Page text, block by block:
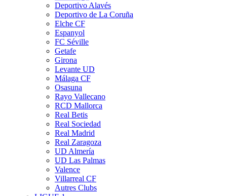
Deportivo Alavés
Deportivo de La Coruña
Elche CF
Espanyol
FC Séville
Getafe
Girona
Levante UD
Málaga CF
Osasuna
Rayo Vallecano
RCD Mallorca
Real Betis
Real Sociedad
Real Madrid
Real Zaragoza
UD Almería
UD Las Palmas
Valence
Villarreal CF
Autres Clubs